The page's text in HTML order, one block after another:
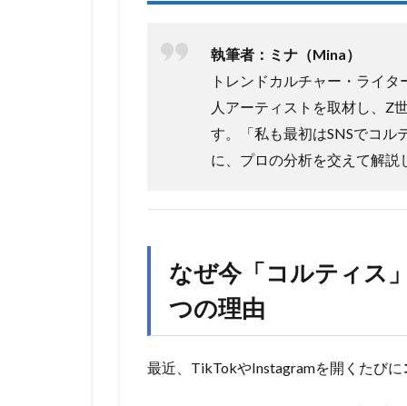
執筆者：ミナ（Mina）
トレンドカルチャー・ライ
人アーティストを取材し、Z
す。「私も最初はSNSでコル
に、プロの分析を交えて解説
なぜ今「コルティス
つの理由
最近、TikTokやInstagramを開くたびに